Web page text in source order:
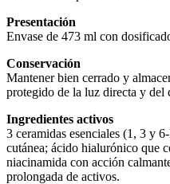
Presentación
Envase de 473 ml con
Conservación
Mantener bien cerrado y
protegido de la luz directa y del
Ingredientes activos
3 ceramidas esenciales (1, 3 y
cutánea; ácido hialurónico que
niacinamida con acción
prolongada de activos.